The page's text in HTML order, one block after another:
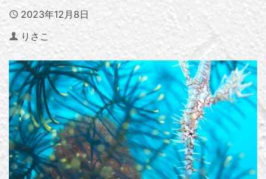
Published
2023年12月8日
Author
りさこ